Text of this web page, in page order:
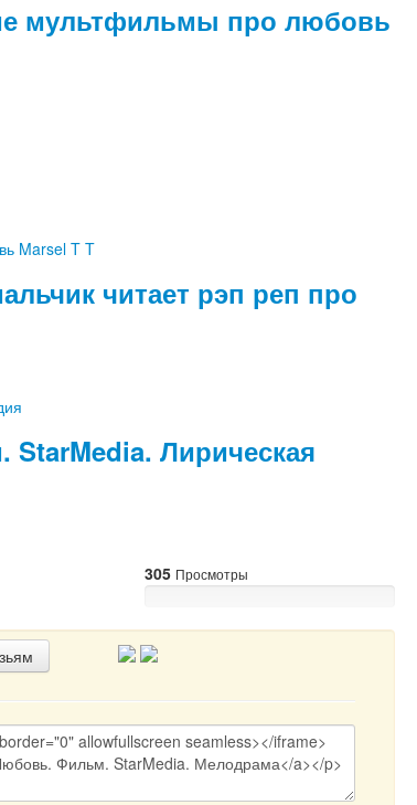
мультфильмы про любовь
читает рэп реп про
Лирическая
305 Просмотры